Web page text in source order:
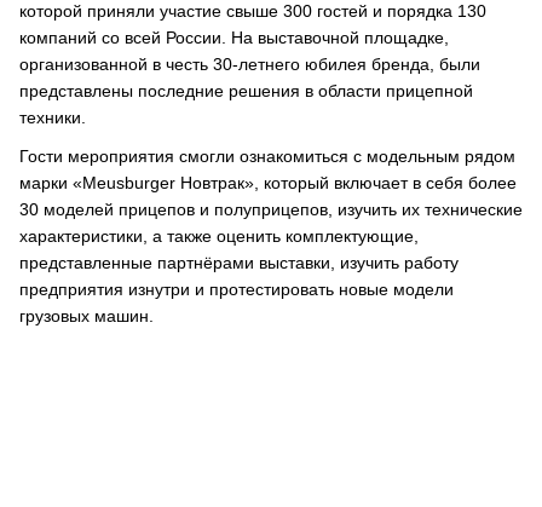
которой приняли участие свыше 300 гостей и порядка 130
компаний со всей России. На выставочной площадке,
организованной в честь 30-летнего юбилея бренда, были
представлены последние решения в области прицепной
техники.
Гости мероприятия смогли ознакомиться с модельным рядом
марки «Meusburger Новтрак», который включает в себя более
30 моделей прицепов и полуприцепов, изучить их технические
характеристики, а также оценить комплектующие,
представленные партнёрами выставки, изучить работу
предприятия изнутри и протестировать новые модели
грузовых машин.